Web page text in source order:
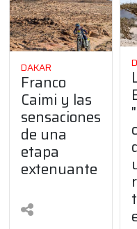
DAKAR
Franco
Caimi y las
sensaciones
de una
etapa
extenuante